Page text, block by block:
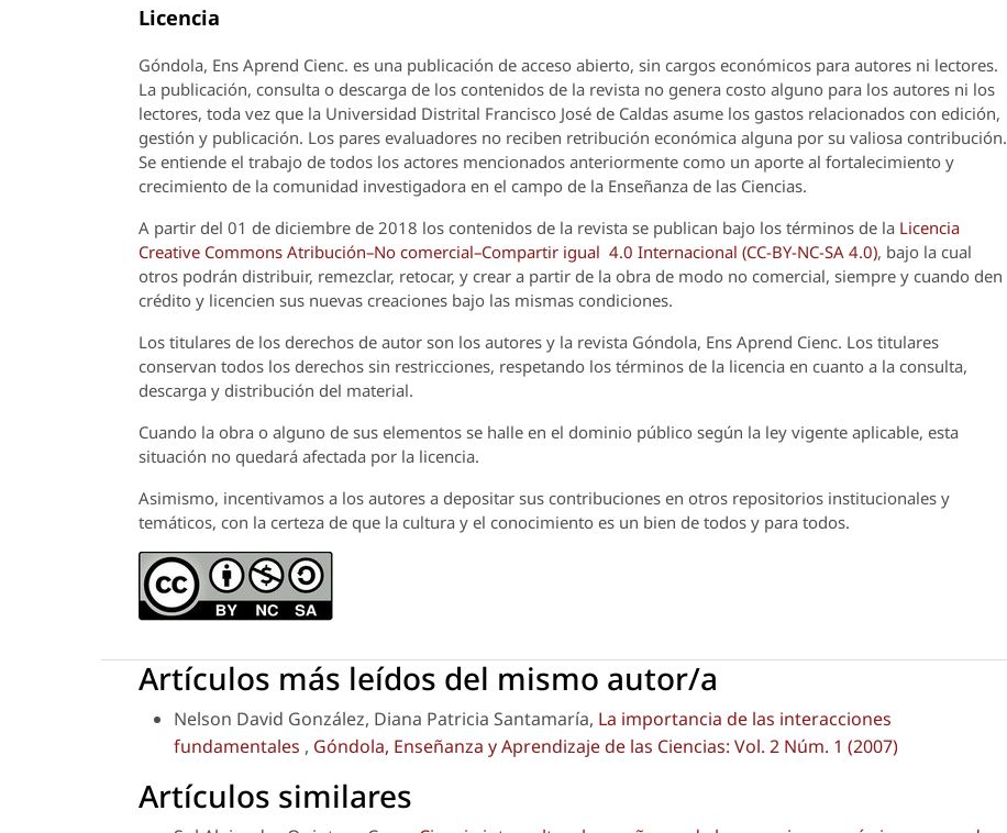
Licencia
Góndola, Ens Aprend Cienc. es una publicación de acceso abierto, sin cargos económicos para autores ni lectores.
La publicación, consulta o descarga de los contenidos de la revista no genera costo alguno para los autores ni los
lectores, toda vez que la Universidad Distrital Francisco José de Caldas asume los gastos relacionados con edición,
gestión y publicación. Los pares evaluadores no reciben retribución económica alguna por su valiosa contribución.
Se entiende el trabajo de todos los actores mencionados anteriormente como un aporte al fortalecimiento y
crecimiento de la comunidad investigadora en el campo de la Enseñanza de las Ciencias.
A partir del 01 de diciembre de 2018 los contenidos de la revista se publican bajo los términos de la Licencia
Creative Commons Atribución–No comercial–Compartir igual 4.0 Internacional (CC-BY-NC-SA 4.0), bajo la cual
otros podrán distribuir, remezclar, retocar, y crear a partir de la obra de modo no comercial, siempre y cuando den
crédito y licencien sus nuevas creaciones bajo las mismas condiciones.
Los titulares de los derechos de autor son los autores y la revista Góndola, Ens Aprend Cienc. Los titulares
conservan todos los derechos sin restricciones, respetando los términos de la licencia en cuanto a la consulta,
descarga y distribución del material.
Cuando la obra o alguno de sus elementos se halle en el dominio público según la ley vigente aplicable, esta
situación no quedará afectada por la licencia.
Asimismo, incentivamos a los autores a depositar sus contribuciones en otros repositorios institucionales y
temáticos, con la certeza de que la cultura y el conocimiento es un bien de todos y para todos.
Artículos más leídos del mismo autor/a
Nelson David González, Diana Patricia Santamaría, La importancia de las interacciones
fundamentales , Góndola, Enseñanza y Aprendizaje de las Ciencias: Vol. 2 Núm. 1 (2007)
Artículos similares